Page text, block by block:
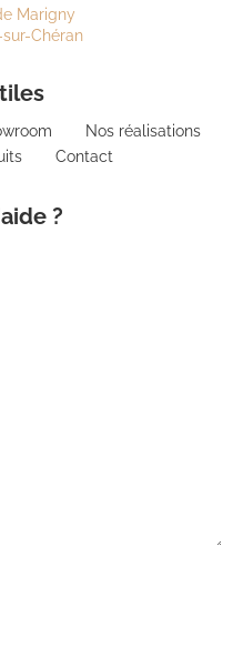
Marigny
Chéran
Nos réalisations
Contact
?